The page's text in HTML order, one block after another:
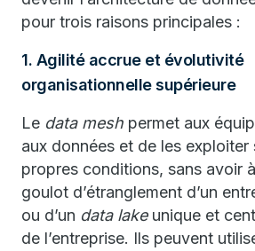
pour trois raisons principales :
1. Agilité accrue et évolutivité
organisationnelle supérieure
Le data mesh permet aux
aux données et de les exploiter
propres conditions, sans avoir
goulot d’étranglement d’un
ou d’un data lakeunique et
de l’entreprise. Ils peuvent